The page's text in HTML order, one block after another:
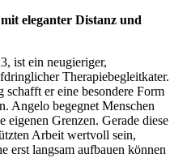
eleganter Distanz und
ist ein neugieriger,
Therapiebegleitkater.
schafft er eine besondere Form
Angelo begegnet Menschen
eigenen Grenzen. Gerade diese
Arbeit wertvoll sein,
erst langsam aufbauen können